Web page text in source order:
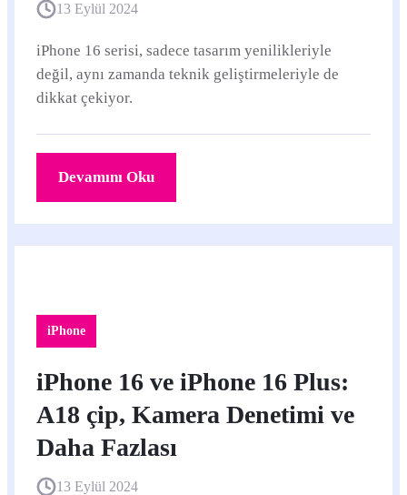
13 Eylül 2024
iPhone 16 serisi, sadece tasarım yenilikleriyle
değil, aynı zamanda teknik geliştirmeleriyle de
dikkat çekiyor.
Devamını Oku
iPhone
iPhone 16 ve iPhone 16 Plus:
A18 çip, Kamera Denetimi ve
Daha Fazlası
13 Eylül 2024